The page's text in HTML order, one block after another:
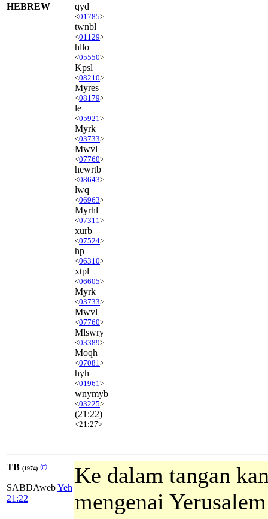
HEBREW qyd
<01785>
twnbl
<01129>
hllo
<05550>
Kpsl
<08210>
Myres
<08179>
le
<05921 >
Myrk
<03733>
Mwvl
<07760>
hewrtb
<08643>
lwq
<06963>
Myrhl
<07311 >
xurb
<07524>
hp
<06310>
xtpl
<06605>
Myrk
<03733>
Mwvl
<07760>
Mlswry
<03389>
Moqh
<07081 >
hyh
<01961 >
wnymyb
<03225>
(21:22)
<21:27>
TB (1974) ©
SABDAwebYeh
21:22
Ke dalam tangan
mengenai